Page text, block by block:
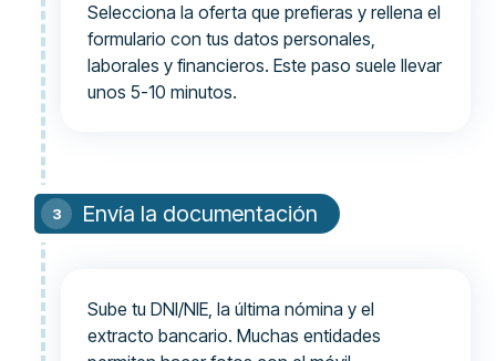
Selecciona la oferta que prefieras y rellena el
formulario con tus datos personales,
laborales y financieros. Este paso suele llevar
unos 5-10 minutos.
Envía la documentación
Sube tu DNI/NIE, la última nómina y el
extracto bancario. Muchas entidades